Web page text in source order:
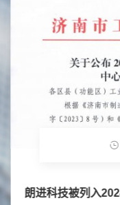
朗进科技被列入